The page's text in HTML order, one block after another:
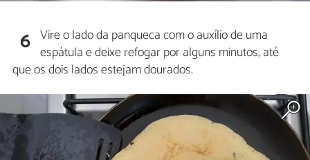
6 Vire o lado da panqueca com o auxílio de uma
espátula e deixe refogar por alguns minutos, até
que os dois lados estejam dourados.